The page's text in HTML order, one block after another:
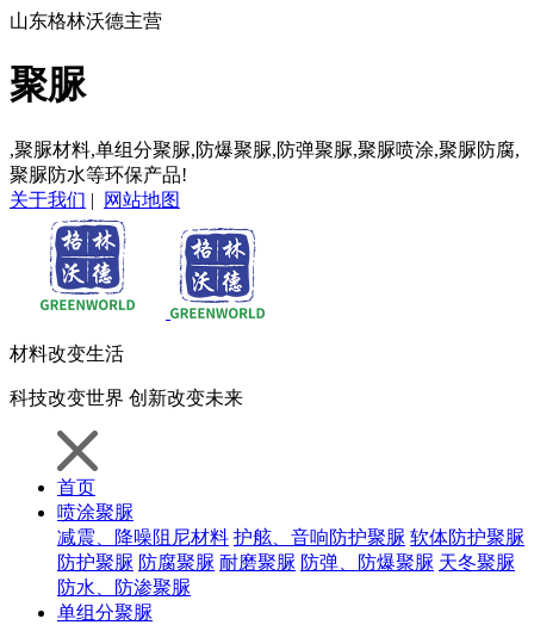
山东格林沃德主营
聚脲
,聚脲材料,单组分聚脲,防爆聚脲,防弹聚脲,聚脲喷涂,聚脲防腐,
聚脲防水等环保产品!
关于我们 | 网站地图
材料改变生活
科技改变世界 创新改变未来
首页
喷涂聚脲
减震、降噪阻尼材料 护舷、音响防护聚脲 软体防护聚脲
防护聚脲 防腐聚脲 耐磨聚脲 防弹、防爆聚脲 天冬聚脲
防水、防渗聚脲
单组分聚脲